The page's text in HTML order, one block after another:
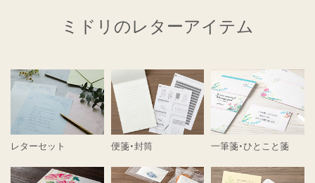
ミドリのレターアイテム
レターセット 便箋・封筒 一筆箋・ひとこと箋